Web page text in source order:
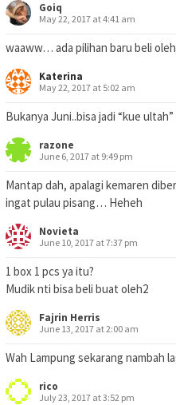
Goiq
May 22, 2017 at 4:41 am
waaww… ada pilihan baru beli
Katerina
May 22, 2017 at 5:02 am
Bukanya Juni..bisa jadi “kue
razone
June 6, 2017 at 9:49 pm
Mantap dah, apalagi kemaren
ingat pulau pisang… Heheh
Novieta
June 10, 2017 at 7:37 pm
1 box 1 pcs ya itu?
Mudik nti bisa beli buat oleh2
Fajrin Herris
June 13, 2017 at 2:00 am
Wah Lampung sekarang nambah
rico
July 23, 2017 at 3:52 pm